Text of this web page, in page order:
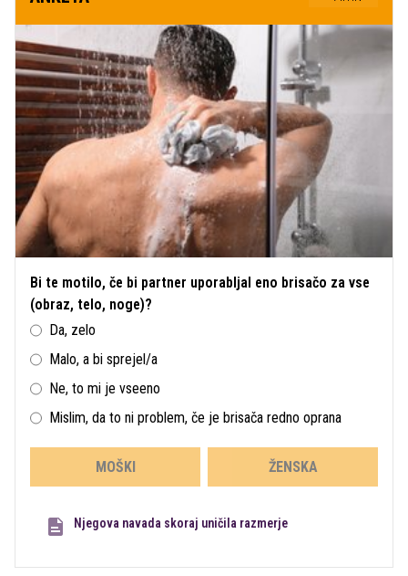
Bi te motilo, če bi partner uporabljal eno brisačo za vse
(obraz, telo, noge)?
Da, zelo
Malo, a bi sprejel/a
Ne, to mi je vseeno
Mislim, da to ni problem, če je brisača redno oprana
MOŠKI ŽENSKA
Njegova navada skoraj uničila razmerje